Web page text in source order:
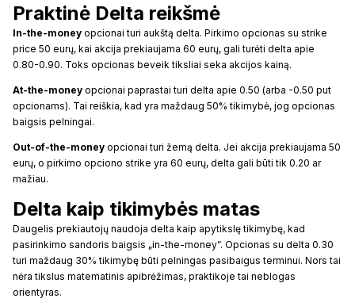
Praktinė Delta reikšmė
In-the-money opcionai turi aukštą delta. Pirkimo opcionas su strike
price 50 eurų, kai akcija prekiaujama 60 eurų, gali turėti delta apie
0.80-0.90. Toks opcionas beveik tiksliai seka akcijos kainą.
At-the-money opcionai paprastai turi delta apie 0.50 (arba -0.50 put
opcionams). Tai reiškia, kad yra maždaug 50% tikimybė, jog opcionas
baigsis pelningai.
Out-of-the-money opcionai turi žemą delta. Jei akcija prekiaujama 50
eurų, o pirkimo opciono strike yra 60 eurų, delta gali būti tik 0.20 ar
mažiau.
Delta kaip tikimybės matas
Daugelis prekiautojų naudoja delta kaip apytikslę tikimybę, kad
pasirinkimo sandoris baigsis „in-the-money”. Opcionas su delta 0.30
turi maždaug 30% tikimybę būti pelningas pasibaigus terminui. Nors tai
nėra tikslus matematinis apibrėžimas, praktikoje tai neblogas
orientyras.